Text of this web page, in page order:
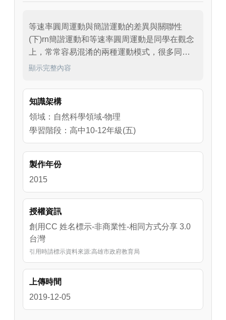
等速率圓周運動與簡諧運動的差異與關聯性
(下)rn簡諧運動和等速率圓周運動是同學在觀念
上，常常容易混淆的兩種運動模式，很多同學
甚至誤以為簡諧運動是圓周運動的一種。在這
式之間的關聯性有清楚的闡釋，並由動畫的說
明，歸納出「等速率圓周運動的投影就是簡諧
運動」的結論 。
顯示完整內容
知識架構
領域：自然科學領域-物理
學習階段：高中10-12年級(五)
製作年份
2015
授權資訊
創用CC 姓名標示-非商業性-相同方式分享 3.0
台灣
引用時請標示資料來源:高雄市政府教育局
上傳時間
2019-12-05